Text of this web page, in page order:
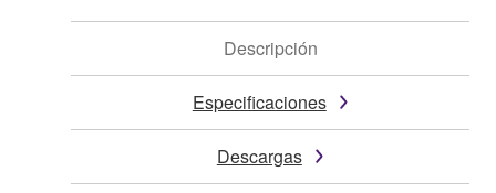
Descripción
Especificaciones
Descargas